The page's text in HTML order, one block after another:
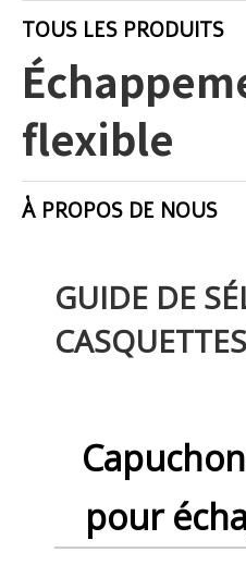
TOUS LES PRODUITS
flexible
À PROPOS DE NOUS
GUIDE DE
pour